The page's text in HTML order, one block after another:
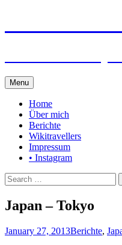
Menu Skip
to
content
Home
Über mich
Berichte
Wikitravellers
Impressum
• Instagram
Search
for:
Japan – Tokyo
January 27, 2013Berichte,